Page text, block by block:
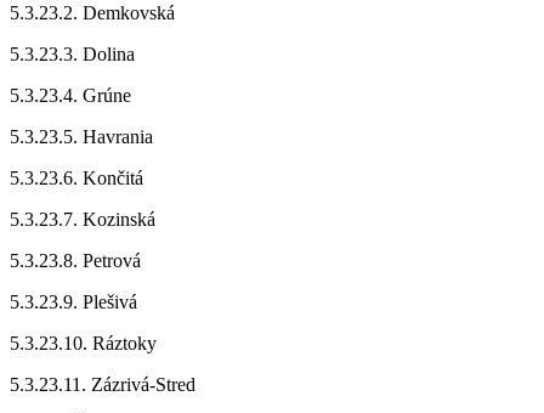
5.3.23.2. Demkovská
5.3.23.3. Dolina
5.3.23.4. Grúne
5.3.23.5. Havrania
5.3.23.6. Končitá
5.3.23.7. Kozinská
5.3.23.8. Petrová
5.3.23.9. Plešivá
5.3.23.10. Ráztoky
5.3.23.11. Zázrivá-Stred